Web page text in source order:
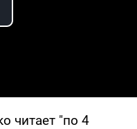
Video
читает "по 4